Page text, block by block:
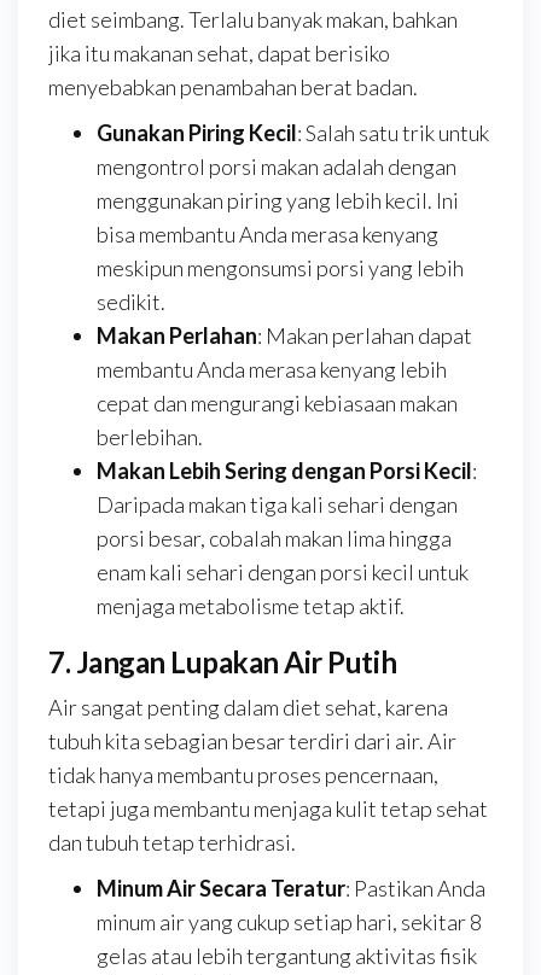
diet seimbang. Terlalu banyak makan, bahkan
jika itu makanan sehat, dapat berisiko
menyebabkan penambahan berat badan.
Gunakan Piring Kecil: Salah satu trik untuk
mengontrol porsi makan adalah dengan
menggunakan piring yang lebih kecil. Ini
bisa membantu Anda merasa kenyang
meskipun mengonsumsi porsi yang lebih
sedikit.
Makan Perlahan: Makan perlahan dapat
membantu Anda merasa kenyang lebih
cepat dan mengurangi kebiasaan makan
berlebihan.
Makan Lebih Sering dengan Porsi Kecil:
Daripada makan tiga kali sehari dengan
porsi besar, cobalah makan lima hingga
enam kali sehari dengan porsi kecil untuk
menjaga metabolisme tetap aktif.
7. Jangan Lupakan Air Putih
Air sangat penting dalam diet sehat, karena
tubuh kita sebagian besar terdiri dari air. Air
tidak hanya membantu proses pencernaan,
tetapi juga membantu menjaga kulit tetap sehat
dan tubuh tetap terhidrasi.
Minum Air Secara Teratur: Pastikan Anda
minum air yang cukup setiap hari, sekitar 8
gelas atau lebih tergantung aktivitas fisik